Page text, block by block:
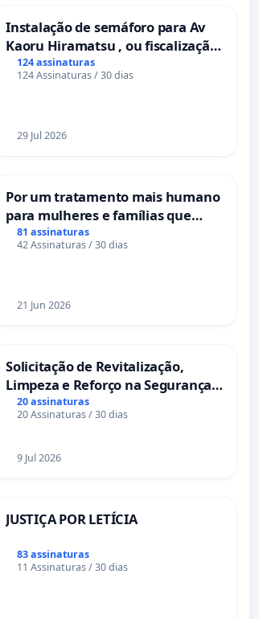
Instalação de semáforo para Av
Kaoru Hiramatsu , ou fiscalização
Eletrônica
124 assinaturas
124 Assinaturas / 30 dias
29 Jul 2026
Por um tratamento mais humano
para mulheres e famílias que
sofrem uma perda gestacional
nos hospitais portugueses
81 assinaturas
42 Assinaturas / 30 dias
21 Jun 2026
Solicitação de Revitalização,
Limpeza e Reforço na Segurança
das Praças da Rua Cachoeira das
Sete Ilhas
20 assinaturas
20 Assinaturas / 30 dias
9 Jul 2026
JUSTIÇA POR LETÍCIA
83 assinaturas
11 Assinaturas / 30 dias